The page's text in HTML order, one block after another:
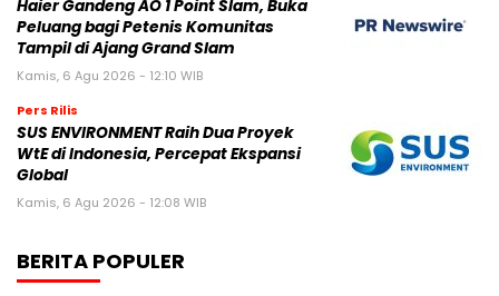
Haier Gandeng AO 1 Point Slam, Buka
Peluang bagi Petenis Komunitas
Tampil di Ajang Grand Slam
Kamis, 6 Agu 2026 - 12:10 WIB
Pers Rilis
SUS ENVIRONMENT Raih Dua Proyek
WtE di Indonesia, Percepat Ekspansi
Global
Kamis, 6 Agu 2026 - 12:08 WIB
BERITA POPULER